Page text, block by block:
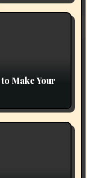
Make Your